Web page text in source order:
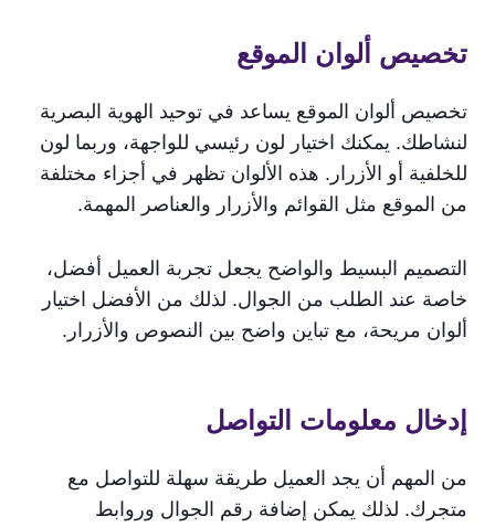
تخصيص ألوان الموقع
تخصيص ألوان الموقع يساعد في توحيد الهوية البصرية
لنشاطك. يمكنك اختيار لون رئيسي للواجهة، وربما لون
للخلفية أو الأزرار. هذه الألوان تظهر في أجزاء مختلفة
من الموقع مثل القوائم والأزرار والعناصر المهمة.
التصميم البسيط والواضح يجعل تجربة العميل أفضل،
خاصة عند الطلب من الجوال. لذلك من الأفضل اختيار
ألوان مريحة، مع تباين واضح بين النصوص والأزرار.
إدخال معلومات التواصل
من المهم أن يجد العميل طريقة سهلة للتواصل مع
متجرك. لذلك يمكن إضافة رقم الجوال وروابط